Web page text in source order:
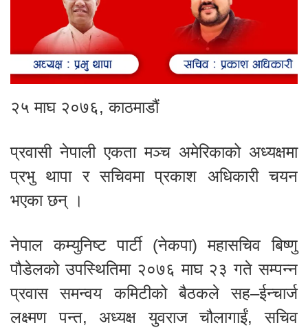
२५ माघ २०७६, काठमाडौं
प्रवासी नेपाली एकता मञ्च अमेरिकाको अध्यक्षमा
प्रभु थापा र सचिवमा प्रकाश अधिकारी चयन
भएका छन् ।
नेपाल कम्युनिष्ट पार्टी (नेकपा) महासचिव बिष्णु
पौडेलको उपस्थितिमा २०७६ माघ २३ गते सम्पन्न
प्रवास समन्वय कमिटीको बैठकले सह–ईन्चार्ज
लक्ष्मण पन्त, अध्यक्ष युवराज चौलागाईं, सचिव